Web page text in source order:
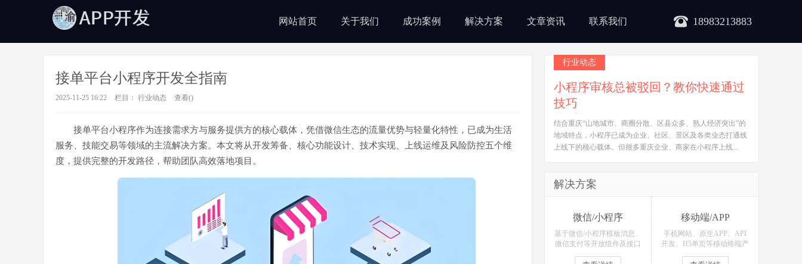
18983213883
网站首页 关于我们 成功案例 解决方案 文章资讯 联系我们
接单平台小程序开发全指南
2025-11-25 16:22 栏目： 行业动态 查看()
接单平台小程序作为连接需求方与服务提供方的核心载体，凭借微信生态的流量优势与轻量化特性，已成为生活
服务、技能交易等领域的主流解决方案。本文将从开发筹备、核心功能设计、技术实现、上线运维及风险防控五个维
度，提供完整的开发路径，帮助团队高效落地项目。
行业动态
小程序审核总被驳回？教你快速通过
技巧
结合重庆“山地城市、商圈分散、区县众多、熟人经济突出”的
地域特点，小程序已成为企业、社区、景区及各类业态打通线
上线下的核心载体。但很多重庆企业、商家在小程序上线...
解决方案
微信/小程序
基于微信/小程序模板消息、
微信支付等开放组件及接口
移动端/APP
手机网站、原生APP、API
开发、H5单页等移动终端产